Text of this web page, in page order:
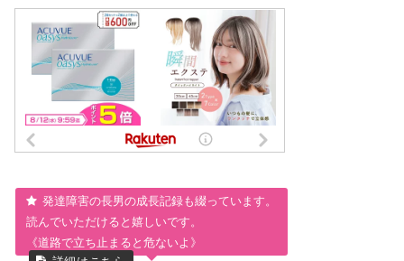
発達障害の長男の成長記録も綴っています。
読んでいただけると嬉しいです。
《道路で立ち止まると危ないよ》